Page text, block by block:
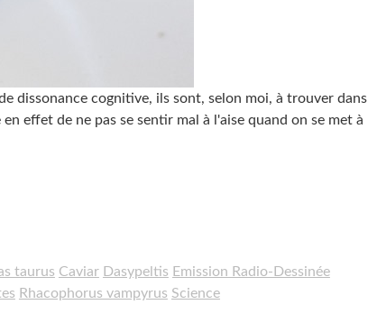
dissonance cognitive, ils sont, selon moi, à trouver dans
effet de ne pas se sentir mal à l'aise quand on se met à
taurus Caviar Dasypeltis Emission Radio-Dessinée
Rhacophorus vampyrus Science